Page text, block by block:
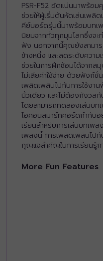
PSR-F52 อัดแน่นมาพร้อ
ช่วยให้ผู้เริ่มต้นหัดเล่นเพลิ
คีย์บอร์ดรุ่นนี้มาพร้อมบทเ
นิยมจากทั่วทุกมุมโลกซึ่งจะ
ฟัง นอกจากนี้คุณยังสามา
ข้างหนึ่ง และลดระดับความ
ช่วยในการฝึกซ้อมได้จากส
ไม่เสียค่าใช้จ่าย ด้วยฟังก์
เพลิดเพลินไปกับการใช้งา
นิ้วเดียว และไม่ต้องกังวล
โดยสามารถทดลองเล่นบ
ไอคอนสมาร์ทคอร์ดกำกับ
เรียนสำหรับการเล่นบทเพ
เพลงนี้ การเพลิดเพลินไป
กุญแจสำคัญในการเรียนรู้
More Fun Features